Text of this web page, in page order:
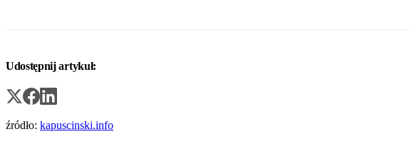
Udostępnij artykuł:
źródło: kapuscinski.info